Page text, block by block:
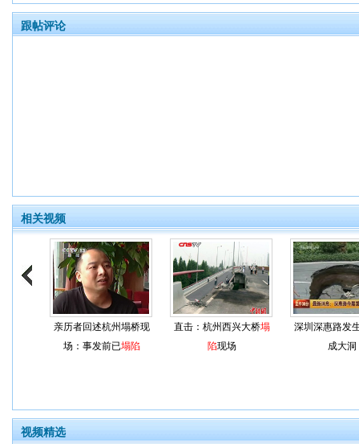
跟帖评论
相关视频
亲历者回述杭州塌桥现
场：事发前已塌陷
直击：杭州西兴大桥塌
陷现场
深圳深惠路发
成大洞
视频精选